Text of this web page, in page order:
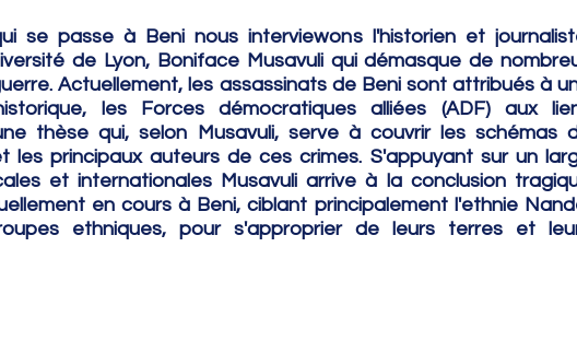
se passe à Beni nous interviewons l'historien et
de Lyon, Boniface Musavuli qui démasque de
Actuellement, les assassinats de Beni sont attribués à
les Forces démocratiques alliées (ADF) aux
thèse qui, selon Musavuli, serve à couvrir les schémas
les principaux auteurs de ces crimes. S'appuyant sur un
et internationales Musavuli arrive à la conclusion
en cours à Beni, ciblant principalement l'ethnie
ethniques, pour s'approprier de leurs terres et